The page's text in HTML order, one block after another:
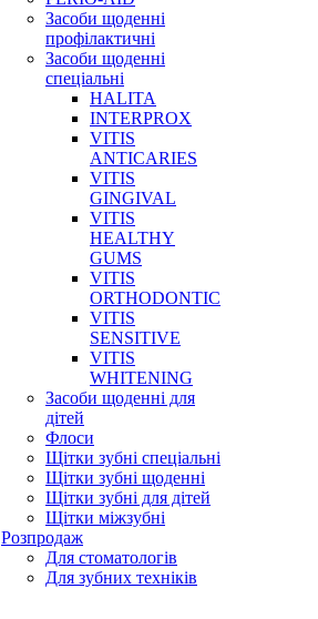
Засоби щоденні
профілактичні
Засоби щоденні
спеціальні
HALITA
INTERPROX
VITIS
ANTICARIES
VITIS
GINGIVAL
VITIS
HEALTHY
GUMS
VITIS
ORTHODONTIC
VITIS
SENSITIVE
VITIS
WHITENING
Засоби щоденні для
дітей
Флоси
Щітки зубні спеціальні
Щітки зубні щоденні
Щітки зубні для дітей
Щітки міжзубні
Розпродаж
Для стоматологів
Для зубних техніків